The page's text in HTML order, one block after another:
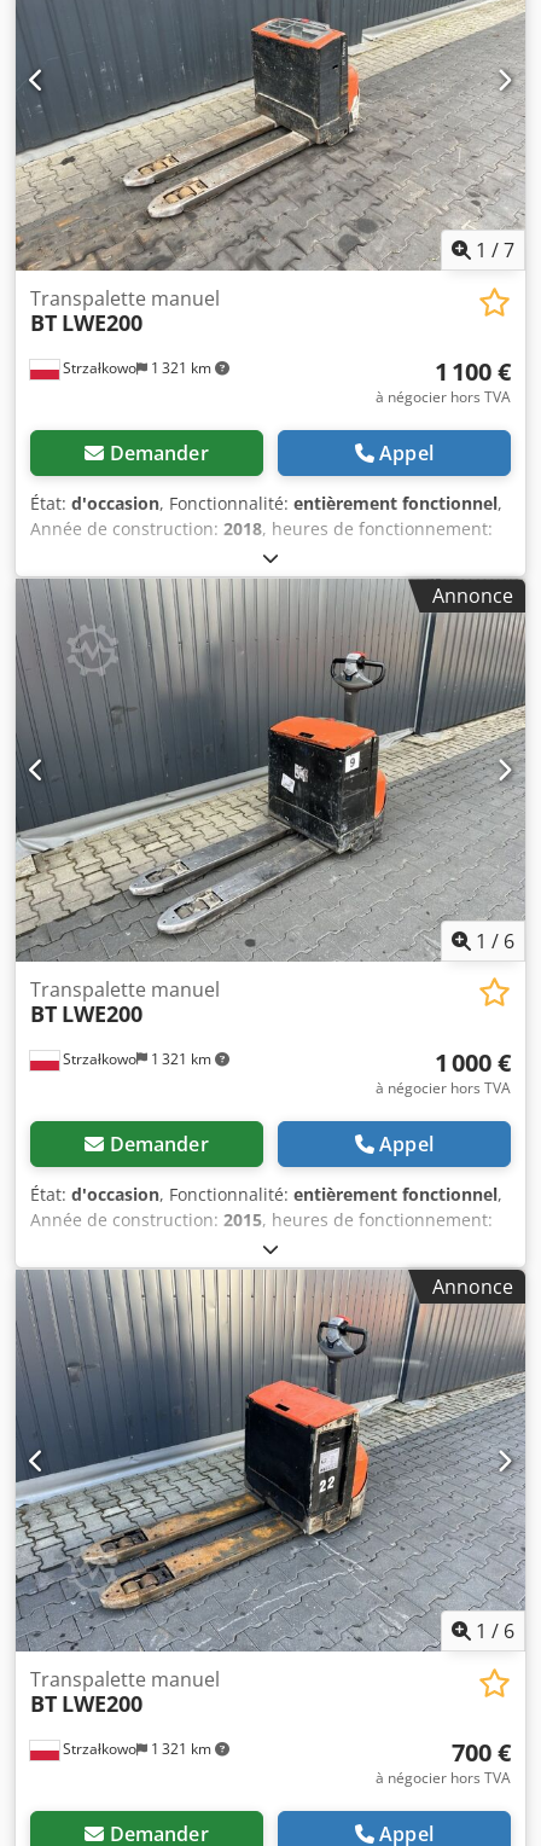
1 /7
Strzałkowo 1 321 km
Transpalette manuel
BT LWE200
1 100 €
à négocier hors TVA
Demander Appel
État: d'occasion, Fonctionnalité: entièrement fonctionnel,
Année de construction: 2018, heures de fonctionnement:
2 000 kg
électrique, type de transmission:Elektro, Transpalette
État : prêt à l'emploi et entièrement fonctionnel Dksdpszf
Tl Uefx Ahior État technique : bon Voltage de la batterie :
24V
Annonce
1 / 6
Strzałkowo 1 321 km
Transpalette manuel
BT LWE200
1 000 €
à négocier hors TVA
Demander Appel
État: d'occasion, Fonctionnalité: entièrement fonctionnel,
Année de construction: 2015, heures de fonctionnement:
2 000 kg
électrique, type de transmission:Elektro, Transpalette
État : prêt à l'emploi et entièrement fonctionnel État
technique : bon Voltage de la batterie : 24V Djdpjy Iiv Djfx
Ahiekr
Annonce
1 / 6
Strzałkowo 1 321 km
Transpalette manuel
BT LWE200
700 €
à négocier hors TVA
Demander Appel